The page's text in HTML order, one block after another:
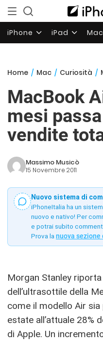
iPhone iPad Mac
Home / Mac / Curiosità /
MacBook
mesi
vendite
Massimo Musicò
15 Novembre 2011
Nuovo sistema di
iPhoneItalia ha un
nuovo e nativo! Per
e potrai subito
Prova la nuova sezione
Morgan Stanley
dell’ultrasottile della
come il modello Air sia
estate all’attuale 28%
di Apple. Un